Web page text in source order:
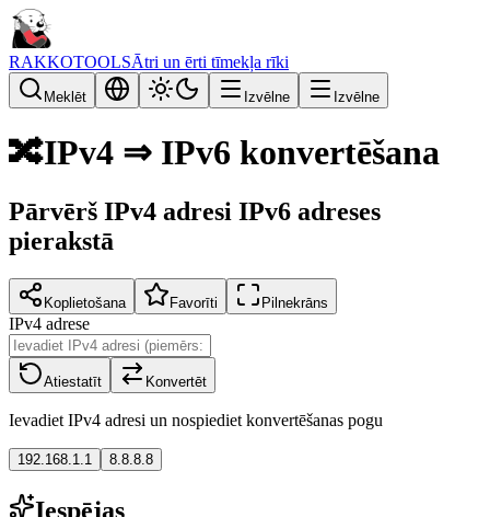
RAKKOTOOLSĀtri un ērti tīmekļa rīki
Meklēt Izvēlne Izvēlne
🔀IPv4 ⇒ IPv6 konvertēšana
Pārvērš IPv4 adresi IPv6 adreses
pierakstā
Koplietošana Favorīti Pilnekrāns
IPv4 adrese
Atiestatīt Konvertēt
Ievadiet IPv4 adresi un nospiediet konvertēšanas pogu
192.168.1.1 8.8.8.8
Iespējas